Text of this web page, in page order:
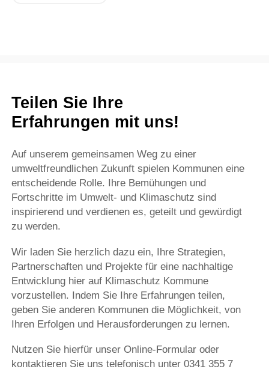
Teilen Sie Ihre
Erfahrungen mit uns!
Auf unserem gemeinsamen Weg zu einer
umweltfreundlichen Zukunft spielen Kommunen eine
entscheidende Rolle. Ihre Bemühungen und
Fortschritte im Umwelt- und Klimaschutz sind
inspirierend und verdienen es, geteilt und gewürdigt
zu werden.
Wir laden Sie herzlich dazu ein, Ihre Strategien,
Partnerschaften und Projekte für eine nachhaltige
Entwicklung hier auf Klimaschutz Kommune
vorzustellen. Indem Sie Ihre Erfahrungen teilen,
geben Sie anderen Kommunen die Möglichkeit, von
Ihren Erfolgen und Herausforderungen zu lernen.
Nutzen Sie hierfür unser Online-Formular oder
kontaktieren Sie uns telefonisch unter 0341 355 7